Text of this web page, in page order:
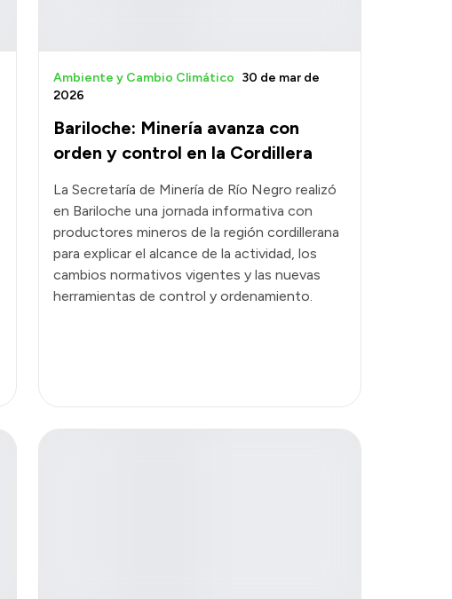
Bariloche: Minería avanza con
orden y control en la Cordillera
Ambiente y Cambio Climático 30 de mar de
2026
La Secretaría de Minería de Río Negro realizó
en Bariloche una jornada informativa con
productores mineros de la región cordillerana
para explicar el alcance de la actividad, los
cambios normativos vigentes y las nuevas
herramientas de control y ordenamiento.